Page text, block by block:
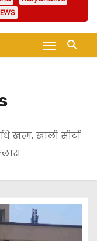
खत्म, खाली सीटों